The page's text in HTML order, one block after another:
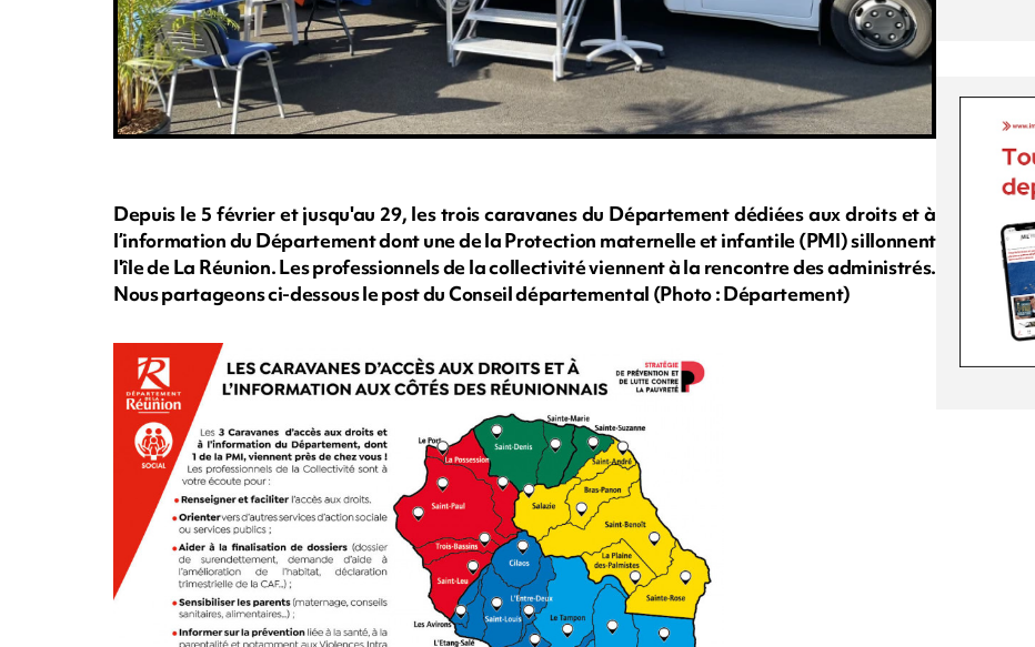
Depuis le 5 février et jusqu'au 29, les trois caravanes du Département dédiées aux droits et à
l’information du Département dont une de la Protection maternelle et infantile (PMI) sillonnent
l'île de La Réunion. Les professionnels de la collectivité viennent à la rencontre des administrés.
Nous partageons ci-dessous le post du Conseil départemental (Photo : Département)